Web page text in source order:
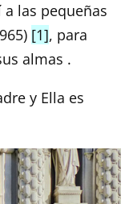
las pequeñas
[1], para
almas .
y Ella es